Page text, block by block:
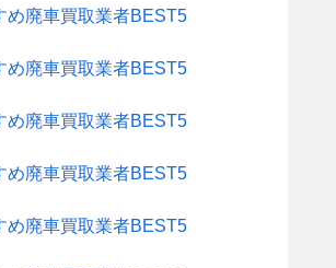
め廃車買取業者BEST5
め廃車買取業者BEST5
め廃車買取業者BEST5
め廃車買取業者BEST5
め廃車買取業者BEST5